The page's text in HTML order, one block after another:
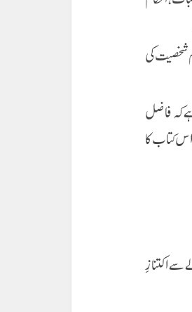
شخصیت کی
کہ فاضل
کتاب کا
سے اکتنازِ